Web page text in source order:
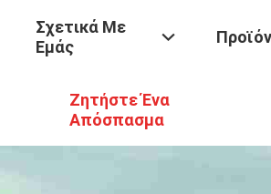
Σχετικά Με
Εμάς
Ζητήστε Ένα
Απόσπασμα